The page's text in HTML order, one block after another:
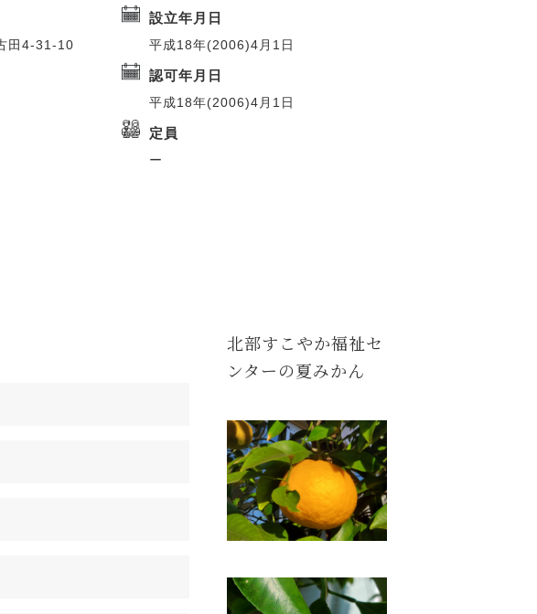
田4-31-10
設立年月日
平成18年(2006)4月1日
認可年月日
平成18年(2006)4月1日
定員
ー
北部すこやか福祉セ
ンターの夏みかん